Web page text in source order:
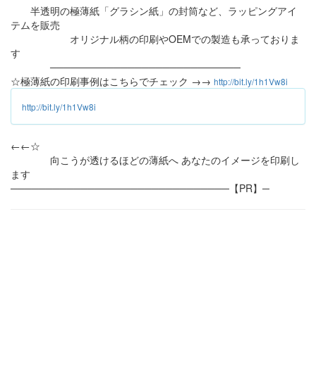
半透明の極薄紙「グラシン紙」の封筒など、ラッピングアイ
テムを販売
オリジナル柄の印刷やOEMでの製造も承っておりま
す
───────────────────────────
☆極薄紙の印刷事例はこちらでチェック →→ http://bit.ly/1h1Vw8i
http://bit.ly/1h1Vw8i
←←☆
向こうが透けるほどの薄紙へ あなたのイメージを印刷し
ます
───────────────────────────────【PR】─